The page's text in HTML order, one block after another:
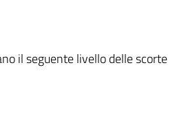
il seguente livello delle scorte